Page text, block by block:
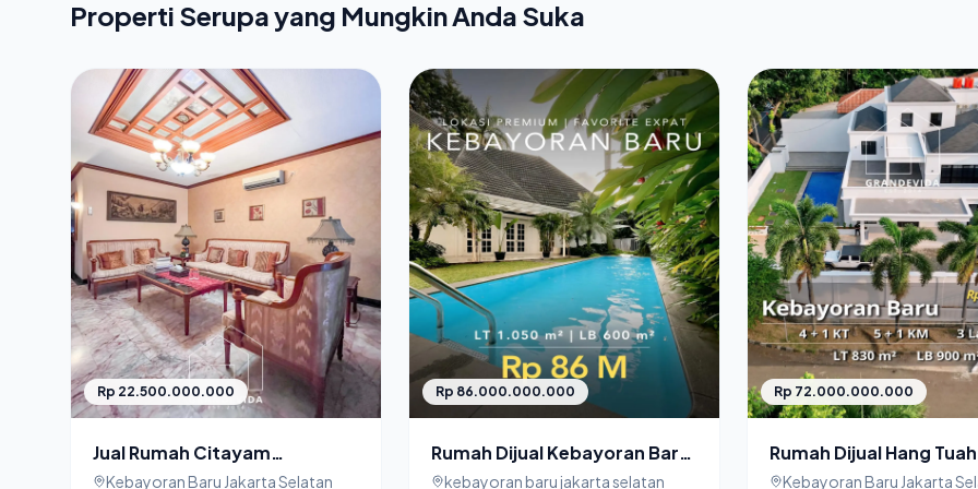
Properti Serupa yang Mungkin Anda Suka
Rp 22.500.000.000
Jual Rumah Citayam
Kebayoran Baru Jakarta
Kebayoran Baru Jakarta Selatan
Rp 86.000.000.000
Rumah Dijual Kebayoran Baru
Jakarta Selatan Lokasi
kebayoran baru jakarta selatan
Rp 72.000.000.000
Rumah Dijual Hang Tuah
Kebayoran Baru
Kebayoran Baru Jakarta